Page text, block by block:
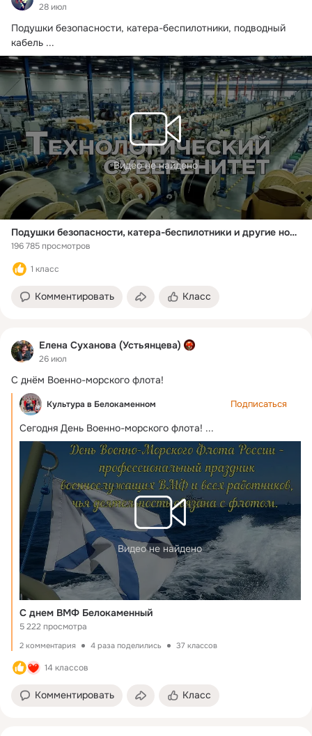
28 июл
Подушки безопасности, катера-беспилотники, подводный
кабель ...
Видео не найдено
Подушки безопасности, катера-беспилотники и другие новости импортозамещения
196 785 просмотров
1 класс
Комментировать Класс
Елена Суханова (Устьянцева)
26 июл
С днём Военно-морского флота!
Культура в Белокаменном Подписаться
Сегодня День Военно-морского флота! ...
Видео не найдено
С днем ВМФ Белокаменный
5 222 просмотра
2 комментария 4 раза поделились 37 классов
14 классов
Комментировать Класс